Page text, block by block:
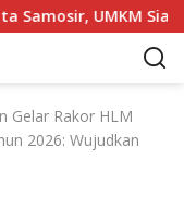
UMKM Siap Tembus
Gelar Rakor HLM
2026: Wujudkan